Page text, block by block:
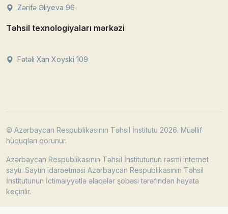
Zərifə Əliyeva 96
Təhsil texnologiyaları mərkəzi
Fətəli Xan Xoyski 109
© Azərbaycan Respublikasının Təhsil İnstitutu 2026. Müəllif
hüquqları qorunur.
Azərbaycan Respublikasının Təhsil İnstitutunun rəsmi internet
saytı. Saytın idarəetməsi Azərbaycan Respublikasının Təhsil
İnstitutunun İctimaiyyətlə əlaqələr şöbəsi tərəfindən həyata
keçirilir.